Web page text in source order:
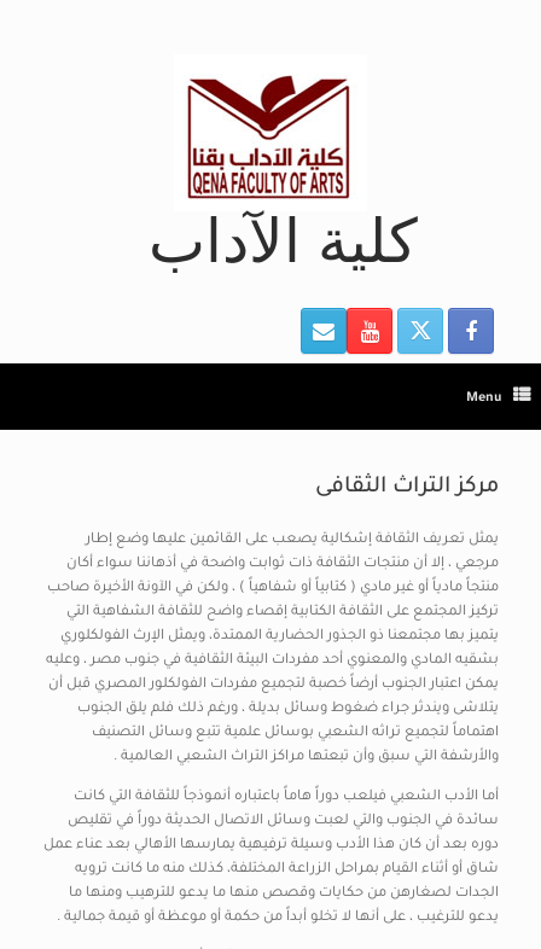
كلية الآداب
Menu
مركز التراث الثقافى
يمثل تعريف الثقافة إشكالية يصعب على القائمين عليها وضع إطار
مرجعي ، إلا أن منتجات الثقافة ذات ثوابت واضحة في أذهاننا سواء أكان
منتجاً مادياً أو غير مادي ( كتابياً أو شفاهياً ) ، ولكن في الآونة الأخيرة صاحب
تركيز المجتمع على الثقافة الكتابية إقصاء واضح للثقافة الشفاهية التي
يتميز بها مجتمعنا ذو الجذور الحضارية الممتدة، ويمثل الإرث الفولكلوري
بشقيه المادي والمعنوي أحد مفردات البيئة الثقافية في جنوب مصر ، وعليه
يمكن اعتبار الجنوب أرضاً خصبة لتجميع مفردات الفولكلور المصري قبل أن
يتلاشى ويندثر جراء ضغوط وسائل بديلة ، ورغم ذلك فلم يلق الجنوب
اهتماماً لتجميع تراثه الشعبي بوسائل علمية تتبع وسائل التصنيف
والأرشفة التي سبق وأن تبعتها مراكز التراث الشعبي العالمية .
أما الأدب الشعبي فيلعب دوراً هاماً باعتباره أنموذجاً للثقافة التي كانت
سائدة في الجنوب والتي لعبت وسائل الاتصال الحديثة دوراً في تقليص
دوره بعد أن كان هذا الأدب وسيلة ترفيهية يمارسها الأهالي بعد عناء عمل
شاق أو أثناء القيام بمراحل الزراعة المختلفة، كذلك منه ما كانت ترويه
الجدات لصغارهن من حكايات وقصص منها ما يدعو للترهيب ومنها ما
يدعو للترغيب ، على أنها لا تخلو أبداً من حكمة أو موعظة أو قيمة جمالية .